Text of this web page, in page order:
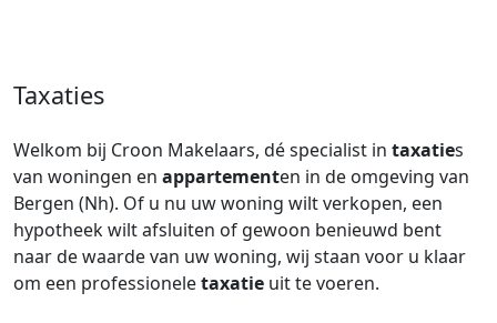
Taxaties
Welkom bij Croon Makelaars, dé specialist in taxaties
van woningen en appartementen in de omgeving van
Bergen (Nh). Of u nu uw woning wilt verkopen, een
hypotheek wilt afsluiten of gewoon benieuwd bent
naar de waarde van uw woning, wij staan voor u klaar
om een professioneletaxatie uit te voeren.